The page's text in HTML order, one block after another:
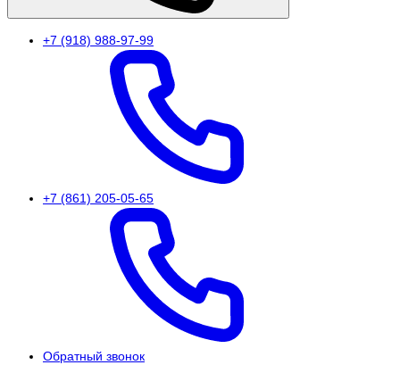
+7 (918) 988-97-99
+7 (861) 205-05-65
Обратный звонок